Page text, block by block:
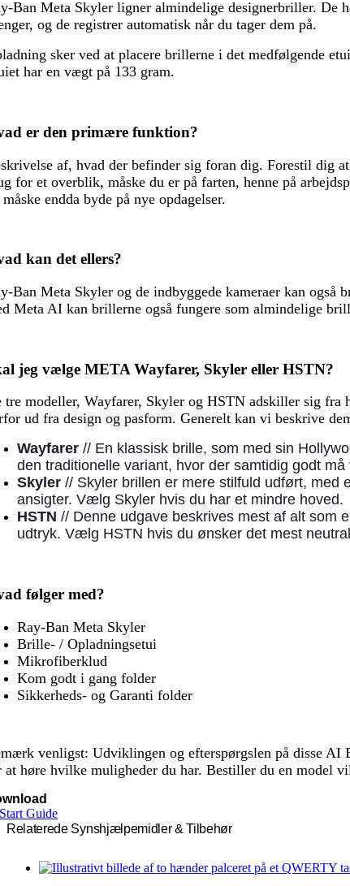
Ban Meta Skyler ligner almindelige designerbriller. De
og de registrer automatisk når du tager dem på.
sker ved at placere brillerne i det medfølgende
har en vægt på 133 gram.
er den primære funktion?
af, hvad der befinder sig foran dig. Forestil dig
for et overblik, måske du er på farten, henne på
endda byde på nye opdagelser.
kan det ellers?
Ban Meta Skyler og de indbyggede kameraer kan
Meta AI kan brillerne også fungere som almindelige
jeg vælge META Wayfarer, Skyler eller HSTN?
tre modeller, Wayfarer, Skyler og HSTN adskiller sig fra
ud fra design og pasform. Generelt kan vi beskrive
Wayfarer // En klassisk brille, som med sin
den traditionelle variant, hvor der samtidig godt
Skyler // Skyler brillen er mere stilfuld udført, med
ansigter. Vælg Skyler hvis du har et mindre hoved.
HSTN // Denne udgave beskrives mest af alt som
udtryk. Vælg HSTN hvis du ønsker det mest
følger med?
Ray-Ban Meta Skyler
Brille- / Opladningsetui
Mikrofiberklud
Kom godt i gang folder
Sikkerheds- og Garanti folder
venligst: Udviklingen og efterspørgslen på disse
at høre hvilke muligheder du har. Bestiller du en model
Guide
Relaterede Synshjælpemidler & Tilbehør